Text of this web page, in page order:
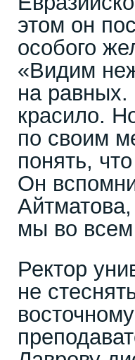
этом он
особого
«Видим
на равных.
красило.
по своим
понять,
Он
мы во
Ректор
не